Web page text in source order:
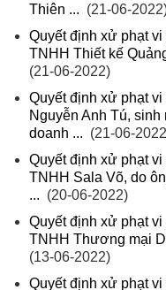
Thiên ... (21-06-
Quyết định xử phạt
TNHH Thiết kế
(21-06-2022)
Quyết định xử phạt
Nguyễn Anh Tú,
doanh ... (21-06-
Quyết định xử phạt
TNHH Sala Võ, do
... (20-06-2022)
Quyết định xử phạt
TNHH Thương mại
(13-06-2022)
Quyết định xử phạt